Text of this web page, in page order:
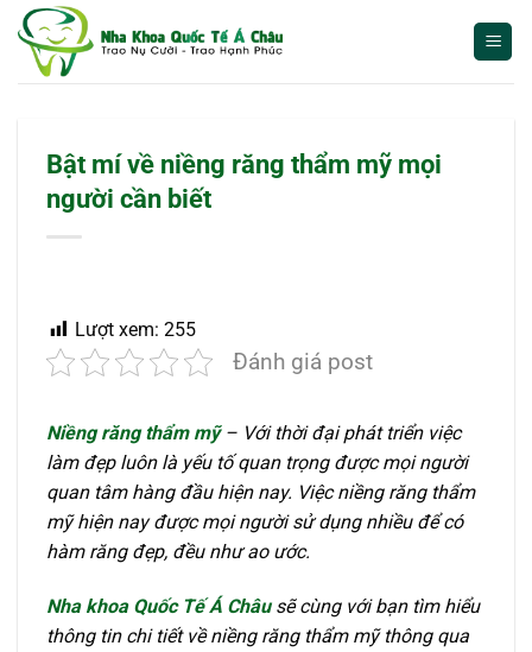
qua
Bật mí về niềng răng thẩm mỹ mọi
người cần biết
Lượt xem: 255
Đánh giá post
Niềng răng thẩm mỹ – Với thời đại phát triển việc
làm đẹp luôn là yếu tố quan trọng được mọi người
quan tâm hàng đầu hiện nay. Việc niềng răng thẩm
mỹ hiện nay được mọi người sử dụng nhiều để có
hàm răng đẹp, đều như ao ước.
Nha khoa Quốc Tế Á Châusẽ cùng với bạn tìm hiểu
thông tin chi tiết về niềng răng thẩm mỹ thông qua